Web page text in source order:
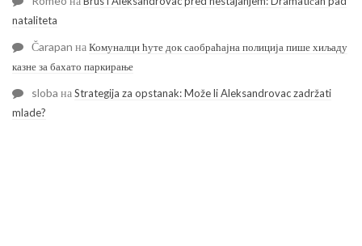
nataliteta
Čarapan наКомуналци ћуте док саобраћајна полиција пише хиљаду
казне за бахато паркирање
sloba наStrategija za opstanak: Može li Aleksandrovac zadržati
mlade?